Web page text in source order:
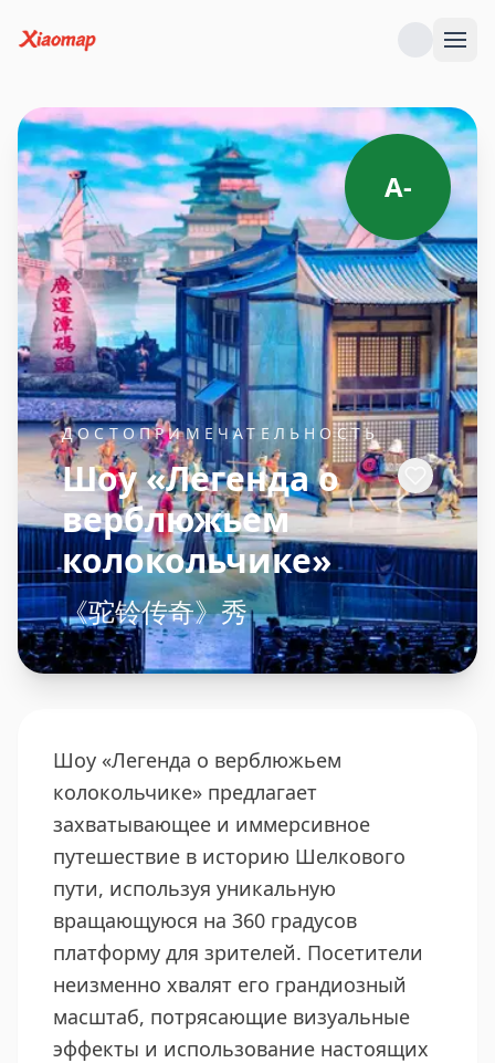
A-
ДОСТОПРИМЕЧАТЕЛЬНОСТЬ
Шоу «Легенда о
верблюжьем
колокольчике»
《驼铃传奇》秀
Шоу «Легенда о верблюжьем
колокольчике» предлагает
захватывающее и иммерсивное
путешествие в историю Шелкового
пути, используя уникальную
вращающуюся на 360 градусов
платформу для зрителей. Посетители
неизменно хвалят его грандиозный
масштаб, потрясающие визуальные
эффекты и использование настоящих